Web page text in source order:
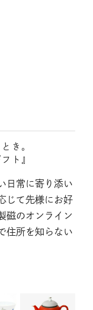
き。
ト』
日常に寄り添い
じて先様にお好
磁のオンライン
住所を知らない